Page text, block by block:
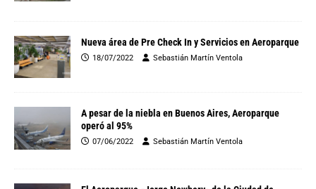
Nueva área de Pre Check In y Servicios en Aeroparque
18/07/2022 Sebastián Martín Ventola
A pesar de la niebla en Buenos Aires, Aeroparque
operó al 95%
07/06/2022 Sebastián Martín Ventola